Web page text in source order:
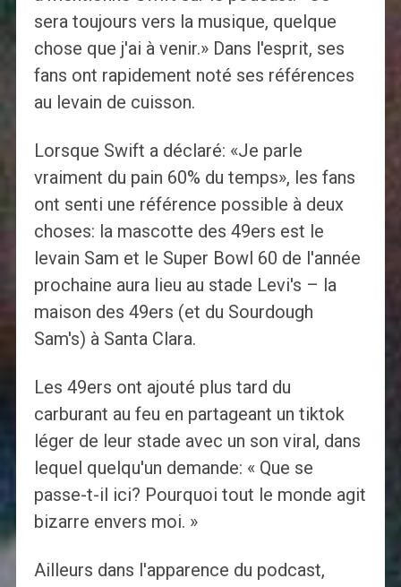
sera toujours vers la musique, quelque
chose que j'ai à venir.» Dans l'esprit, ses
fans ont rapidement noté ses références
au levain de cuisson.
Lorsque Swift a déclaré: «Je parle
vraiment du pain 60% du temps», les fans
ont senti une référence possible à deux
choses: la mascotte des 49ers est le
levain Sam et le Super Bowl 60 de l'année
prochaine aura lieu au stade Levi's – la
maison des 49ers (et du Sourdough
Sam's) à Santa Clara.
Les 49ers ont ajouté plus tard du
carburant au feu en partageant un tiktok
léger de leur stade avec un son viral, dans
lequel quelqu'un demande: « Que se
passe-t-il ici? Pourquoi tout le monde agit
bizarre envers moi. »
Ailleurs dans l'apparence du podcast,